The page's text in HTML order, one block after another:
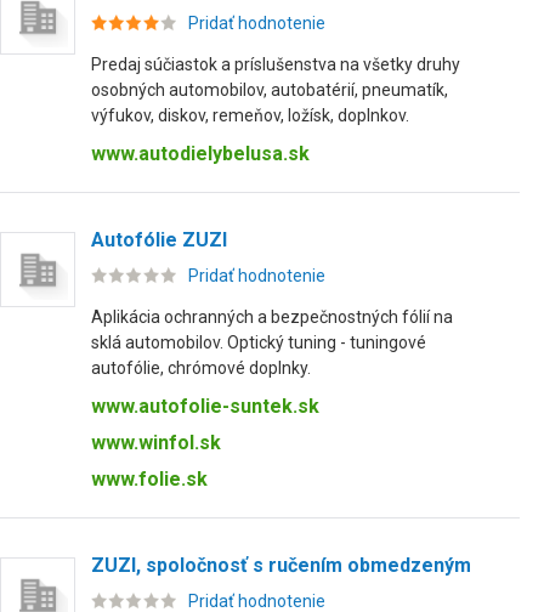
Pridať hodnotenie
Predaj súčiastok a príslušenstva na všetky druhy
osobných automobilov, autobatérií, pneumatík,
výfukov, diskov, remeňov, ložísk, doplnkov.
www.autodielybelusa.sk
Autofólie ZUZI
Pridať hodnotenie
Aplikácia ochranných a bezpečnostných fólií na
sklá automobilov. Optický tuning - tuningové
autofólie, chrómové doplnky.
www.autofolie-suntek.sk
www.winfol.sk
www.folie.sk
ZUZI, spoločnosť s ručením obmedzeným
Pridať hodnotenie